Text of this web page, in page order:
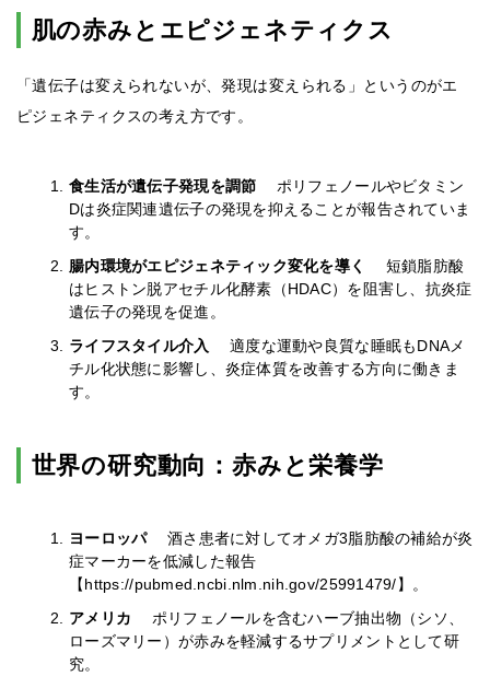
肌の赤みとエピジェネティクス
「遺伝子は変えられないが、発現は変えられる」というのがエ
ピジェネティクスの考え方です。
食生活が遺伝子発現を調節
ポリフェノールやビタミン
Dは炎症関連遺伝子の発現を抑えることが報告されていま
す。
腸内環境がエピジェネティック変化を導く
短鎖脂肪酸
はヒストン脱アセチル化酵素（HDAC）を阻害し、抗炎症
遺伝子の発現を促進。
ライフスタイル介入
適度な運動や良質な睡眠もDNAメ
チル化状態に影響し、炎症体質を改善する方向に働きま
す。
世界の研究動向：赤みと栄養学
ヨーロッパ
酒さ患者に対してオメガ3脂肪酸の補給が炎
症マーカーを低減した報告
【https://pubmed.ncbi.nlm.nih.gov/25991479/】。
アメリカ
ポリフェノールを含むハーブ抽出物（シソ、
ローズマリー）が赤みを軽減するサプリメントとして研
究。